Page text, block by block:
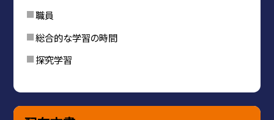
職員
総合的な学習の時間
探究学習